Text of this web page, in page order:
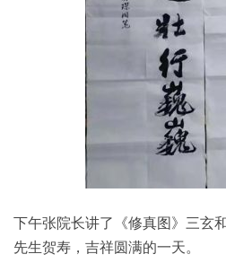
下午张院长讲了《修真图》三玄
先生贺寿，吉祥圆满的一天。